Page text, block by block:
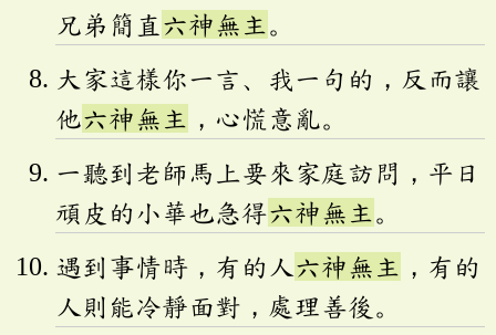
兄弟簡直 六神無主 。
大家這樣你一言、我一句的，反而讓
他六神無主 ，心慌意亂。
一聽到老師馬上要來家庭訪問，平日
頑皮的小華也急得六神無主 。
遇到事情時，有的人 六神無主 ，有的
人則能冷靜面對，處理善後。